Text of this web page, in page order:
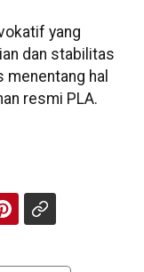
yang
dan stabilitas
menentang hal
resmi PLA.